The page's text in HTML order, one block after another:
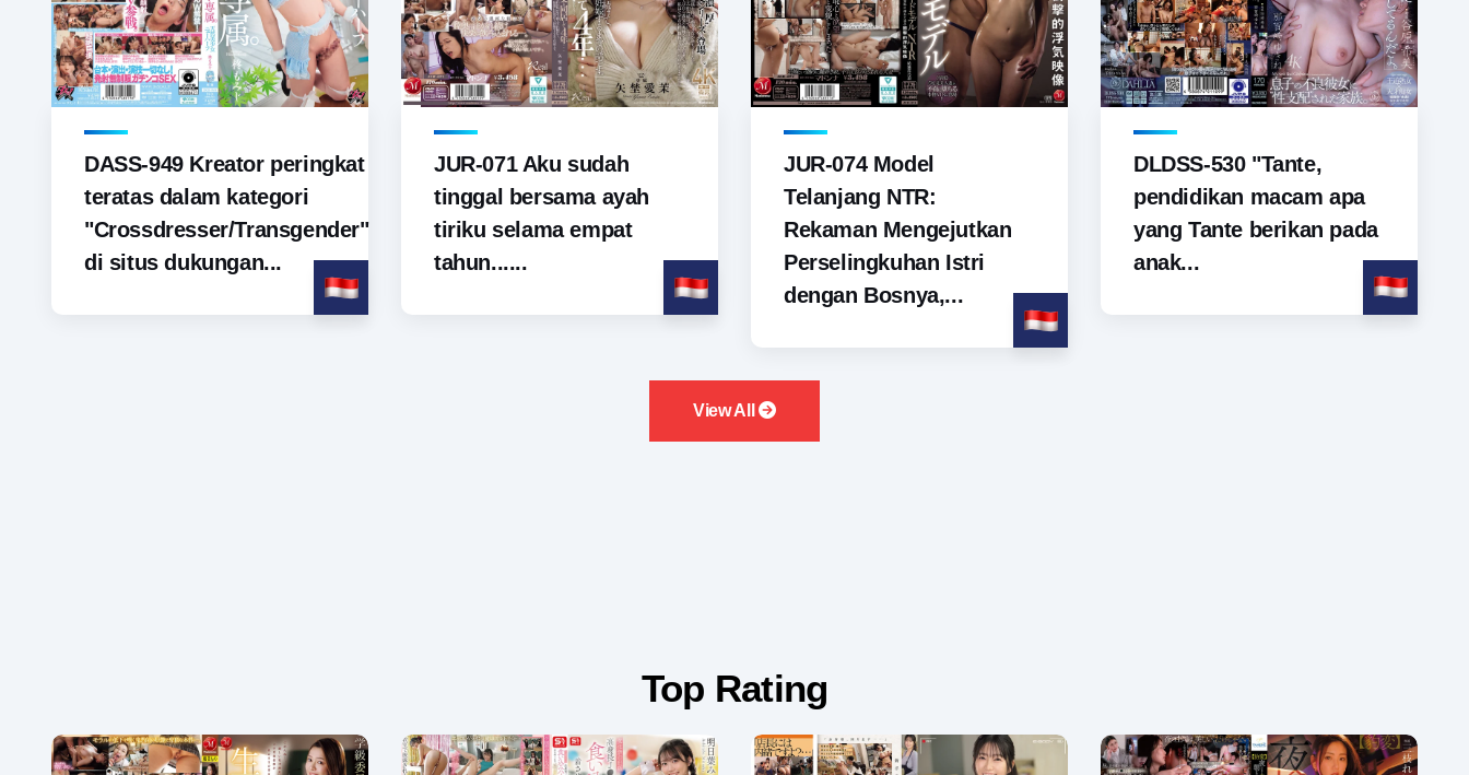
DASS-949 Kreator peringkat
teratas dalam kategori
"Crossdresser/Transgender"
di situs dukungan...
JUR-071 Aku sudah
tinggal bersama ayah
tiriku selama empat
tahun......
JUR-074 Model
Telanjang NTR:
Rekaman Mengejutkan
Perselingkuhan Istri
dengan Bosnya,...
DLDSS-530 "Tante,
pendidikan macam apa
yang Tante berikan pada
anak...
View All
Top Rating